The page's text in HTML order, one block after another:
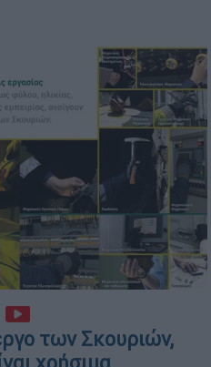
των Σκουριών,